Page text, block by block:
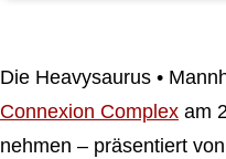
Die Heavysaurus •
Connexion Complex am
nehmen – präsentiert